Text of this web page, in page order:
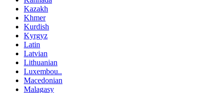
Kazakh
Khmer
Kurdish
Kyrgyz
Latin
Latvian
Lithuanian
Luxembou..
Macedonian
Malagasy